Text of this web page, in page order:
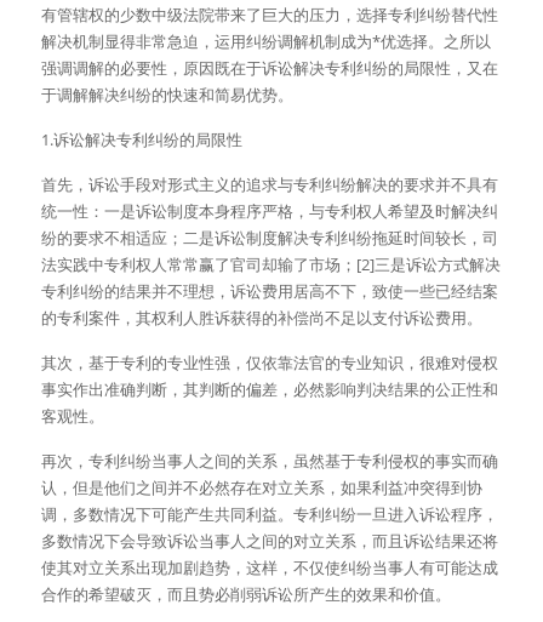
有管辖权的少数中级法院带来了巨大的压力，选择专利纠纷替代性
解决机制显得非常急迫，运用纠纷调解机制成为*优选择。之所以
强调调解的必要性，原因既在于诉讼解决专利纠纷的局限性，又在
于调解解决纠纷的快速和简易优势。
1.诉讼解决专利纠纷的局限性
首先，诉讼手段对形式主义的追求与专利纠纷解决的要求并不具有
统一性：一是诉讼制度本身程序严格，与专利权人希望及时解决纠
纷的要求不相适应；二是诉讼制度解决专利纠纷拖延时间较长，司
法实践中专利权人常常赢了官司却输了市场；[2]三是诉讼方式解决
专利纠纷的结果并不理想，诉讼费用居高不下，致使一些已经结案
的专利案件，其权利人胜诉获得的补偿尚不足以支付诉讼费用。
其次，基于专利的专业性强，仅依靠法官的专业知识，很难对侵权
事实作出准确判断，其判断的偏差，必然影响判决结果的公正性和
客观性。
再次，专利纠纷当事人之间的关系，虽然基于专利侵权的事实而确
认，但是他们之间并不必然存在对立关系，如果利益冲突得到协
调，多数情况下可能产生共同利益。专利纠纷一旦进入诉讼程序，
多数情况下会导致诉讼当事人之间的对立关系，而且诉讼结果还将
使其对立关系出现加剧趋势，这样，不仅使纠纷当事人有可能达成
合作的希望破灭，而且势必削弱诉讼所产生的效果和价值。